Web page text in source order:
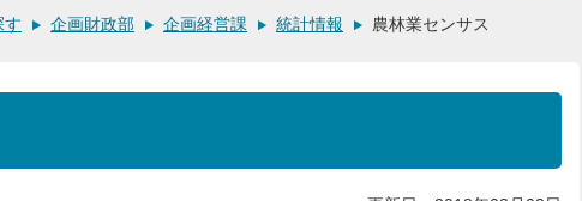
す 企画財政部 企画経営課 統計情報 農林業センサス